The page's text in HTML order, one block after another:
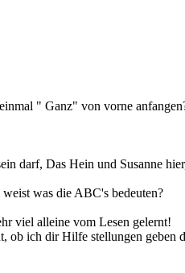
" Ganz" von vorne
darf, Das Hein und Susanne
was die ABC's bedeuten?
viel alleine vom Lesen gelernt!
ob ich dir Hilfe stellungen geben